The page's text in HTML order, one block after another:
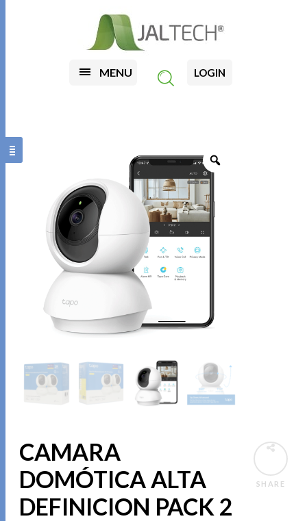
MENU LOGIN
SHARE
CAMARA
DOMÓTICA ALTA
DEFINICION PACK 2